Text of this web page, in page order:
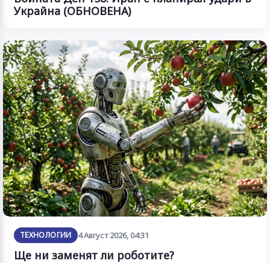
Украйна (ОБНОВЕНА)
ТЕХНОЛОГИИ 4 Август 2026, 04:31
Ще ни заменят ли роботите?